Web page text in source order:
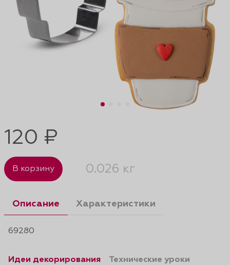
120 ₽
В корзину 0.026 кг
Описание Характеристики
69280
Идеи декорирования Технические уроки